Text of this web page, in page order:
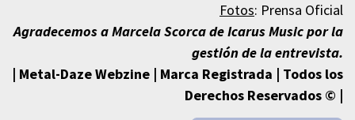
Fotos: Prensa Oficial
Agradecemos a Marcela Scorca de Icarus Music por la
gestión de la entrevista.
| Metal-Daze Webzine | Marca Registrada | Todos los
Derechos Reservados © |